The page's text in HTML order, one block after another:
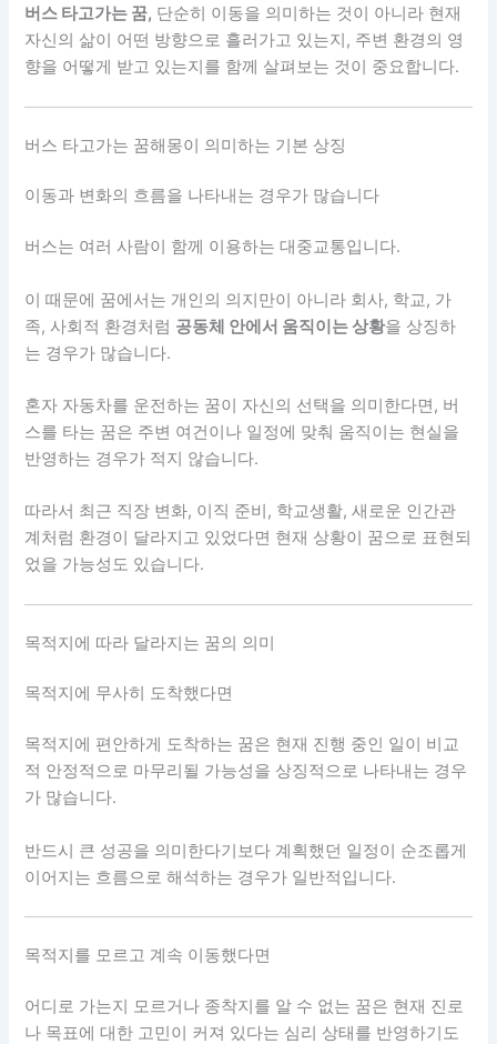
버스 타고가는 꿈, 단순히 이동을 의미하는 것이 아니라 현재
자신의 삶이 어떤 방향으로 흘러가고 있는지, 주변 환경의 영
향을 어떻게 받고 있는지를 함께 살펴보는 것이 중요합니다.
버스 타고가는 꿈해몽이 의미하는 기본 상징
이동과 변화의 흐름을 나타내는 경우가 많습니다
버스는 여러 사람이 함께 이용하는 대중교통입니다.
이 때문에 꿈에서는 개인의 의지만이 아니라 회사, 학교, 가
족, 사회적 환경처럼 공동체 안에서 움직이는 상황을 상징하
는 경우가 많습니다.
혼자 자동차를 운전하는 꿈이 자신의 선택을 의미한다면, 버
스를 타는 꿈은 주변 여건이나 일정에 맞춰 움직이는 현실을
반영하는 경우가 적지 않습니다.
따라서 최근 직장 변화, 이직 준비, 학교생활, 새로운 인간관
계처럼 환경이 달라지고 있었다면 현재 상황이 꿈으로 표현되
었을 가능성도 있습니다.
목적지에 따라 달라지는 꿈의 의미
목적지에 무사히 도착했다면
목적지에 편안하게 도착하는 꿈은 현재 진행 중인 일이 비교
적 안정적으로 마무리될 가능성을 상징적으로 나타내는 경우
가 많습니다.
반드시 큰 성공을 의미한다기보다 계획했던 일정이 순조롭게
이어지는 흐름으로 해석하는 경우가 일반적입니다.
목적지를 모르고 계속 이동했다면
어디로 가는지 모르거나 종착지를 알 수 없는 꿈은 현재 진로
나 목표에 대한 고민이 커져 있다는 심리 상태를 반영하기도